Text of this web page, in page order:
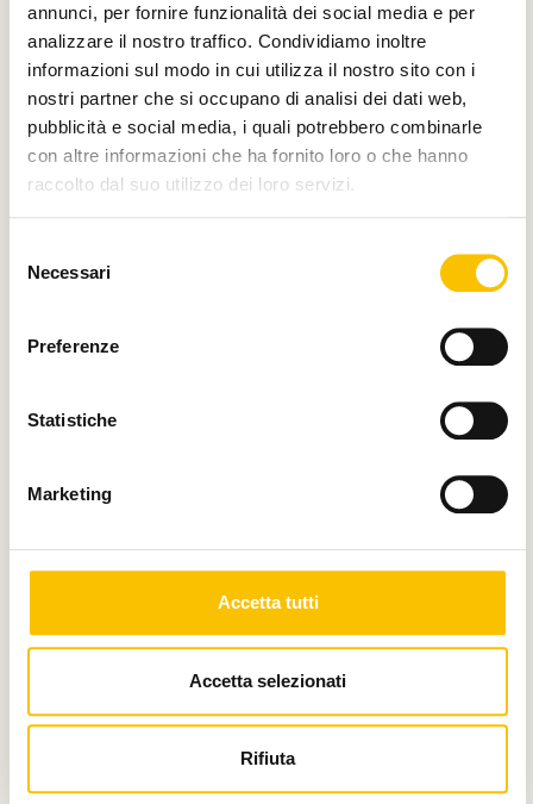
annunci, per fornire funzionalità dei social media e per
analizzare il nostro traffico. Condividiamo inoltre
informazioni sul modo in cui utilizza il nostro sito con i
nostri partner che si occupano di analisi dei dati web,
pubblicità e social media, i quali potrebbero combinarle
con altre informazioni che ha fornito loro o che hanno
raccolto dal suo utilizzo dei loro servizi.
delNecessari
Preferenze
Statistiche
Marketing
Accetta tutti
Accetta selezionati
Rifiuta
Main media partner
Partner
Charity partner